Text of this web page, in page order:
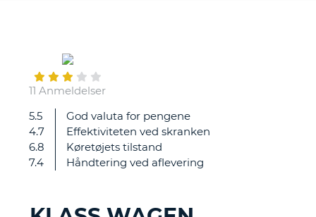
11 Anmeldelser
5.5
4.7
6.8
7.4
God valuta for pengene
Effektiviteten ved skranken
Køretøjets tilstand
Håndtering ved aflevering
Flinke
venlige
medarbejdere,